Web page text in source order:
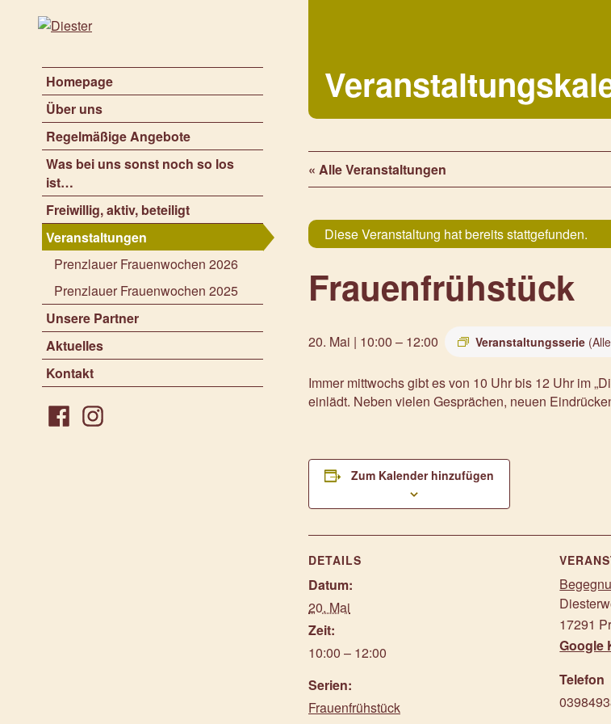
Homepage
Über uns
Regelmäßige Angebote
Was bei uns sonst noch so los
ist…
Freiwillig, aktiv, beteiligt
Veranstaltungen
Prenzlauer Frauenwochen 2026
Prenzlauer Frauenwochen 2025
Unsere Partner
Aktuelles
Kontakt
« Alle Veranstaltungen
Diese Veranstaltung hat bereits stattgefunden.
Frauenfrühstück
20. Mai | 10:00 – 12:00 Veranstaltungsserie
Immer mittwochs gibt es von 10 Uhr bis 12 Uhr im
einlädt. Neben vielen Gesprächen, neuen
Zum Kalender hinzufügen
DETAILS
Datum:
20. Mai
Zeit:
10:00 – 12:00
Serien:
Frauenfrühstück
17291
Google
Telefon